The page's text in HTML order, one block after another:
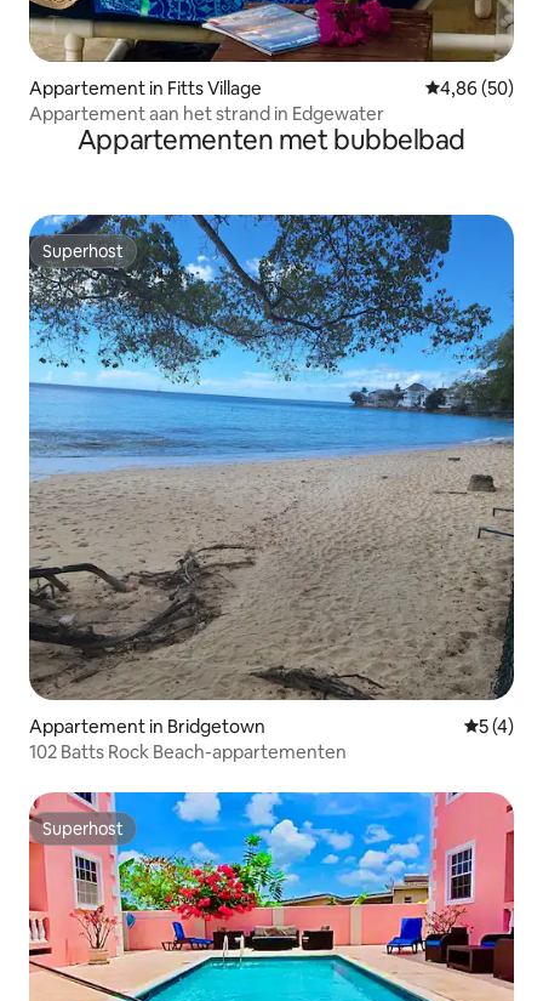
Appartement in Fitts Village Gemiddelde
4,86 (50)
Appartement aan het strand in Edgewater
Appartementen met bubbelbad
Superhost
Superhost
Appartement in Bridgetown
5 (4)
102 Batts Rock Beach-appartementen
Superhost
Superhost